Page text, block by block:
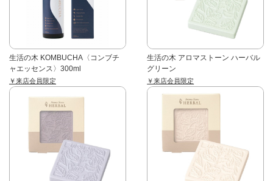
生活の木 KOMBUCHA〈コンブチ
ャエッセンス〉300ml
￥来店会員限定
生活の木 アロマストーン ハーバル
グリーン
￥来店会員限定